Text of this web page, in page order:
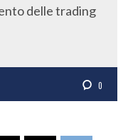
delle trading
0